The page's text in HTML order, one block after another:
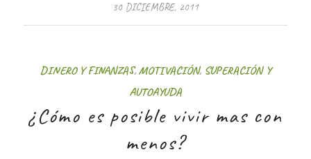
30 DICIEMBRE, 2011
DINERO Y FINANZAS,MOTIVACIÓN, SUPERACIÓN Y
AUTOAYUDA
¿Cómo es posible vivir mas con
menos?